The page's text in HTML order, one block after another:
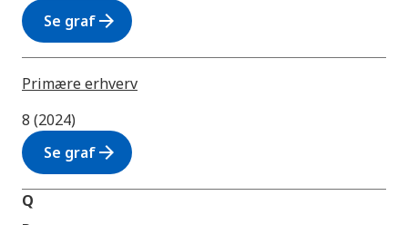
Se grafarrow_forward
Primære erhverv
8 (2024)
Se grafarrow_forward
Q